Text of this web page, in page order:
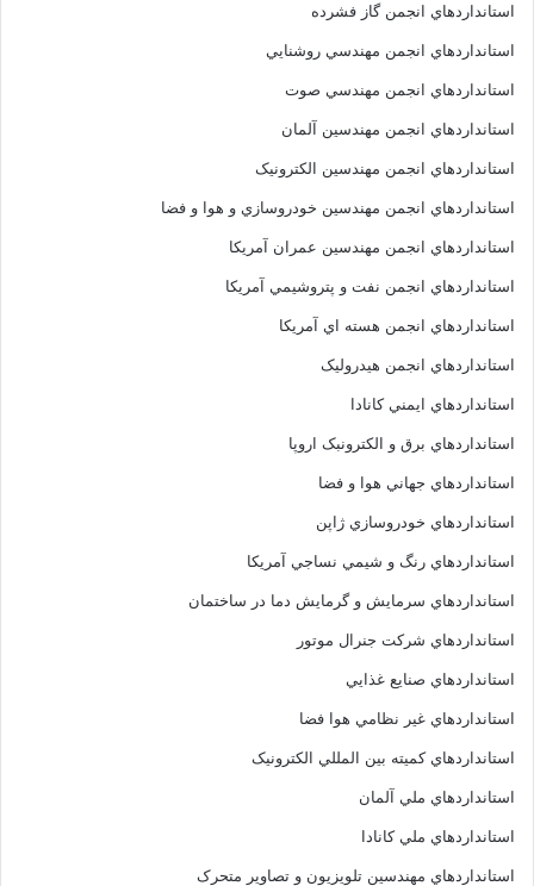
استانداردهاي انجمن گاز فشرده
استانداردهاي انجمن مهندسي روشنايي
استانداردهاي انجمن مهندسي صوت
استانداردهاي انجمن مهندسين آلمان
استانداردهاي انجمن مهندسين الکترونيک
استانداردهاي انجمن مهندسين خودروسازي و هوا و فضا
استانداردهاي انجمن مهندسين عمران آمريکا
استانداردهاي انجمن نفت و پتروشيمي آمريکا
استانداردهاي انجمن هسته اي آمريکا
استانداردهاي انجمن هيدروليک
استانداردهاي ايمني کانادا
استانداردهاي برق و الکترونبک اروپا
استانداردهاي جهاني هوا و فضا
استانداردهاي خودروسازي ژاپن
استانداردهاي رنگ و شيمي نساجي آمريکا
استانداردهاي سرمايش و گرمايش دما در ساختمان
استانداردهاي شرکت جنرال موتور
استانداردهاي صنايع غذايي
استانداردهاي غير نظامي هوا فضا
استانداردهاي کميته بين المللي الکترونيک
استانداردهاي ملي آلمان
استانداردهاي ملي کانادا
استانداردهاي مهندسين تلويزيون و تصاوير متحرک